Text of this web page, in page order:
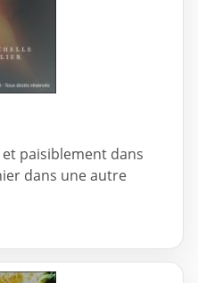
paisiblement dans
dans une autre